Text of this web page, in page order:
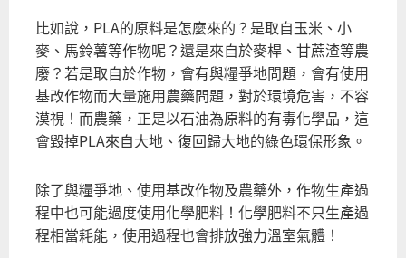
比如說，PLA的原料是怎麼來的？是取自玉米、小
麥、馬鈴薯等作物呢？還是來自於麥桿、甘蔗渣等農
廢？若是取自於作物，會有與糧爭地問題，會有使用
基改作物而大量施用農藥問題，對於環境危害，不容
漠視！而農藥，正是以石油為原料的有毒化學品，這
會毀掉PLA來自大地、復回歸大地的綠色環保形象。
除了與糧爭地、使用基改作物及農藥外，作物生產過
程中也可能過度使用化學肥料！化學肥料不只生產過
程相當耗能，使用過程也會排放強力溫室氣體！